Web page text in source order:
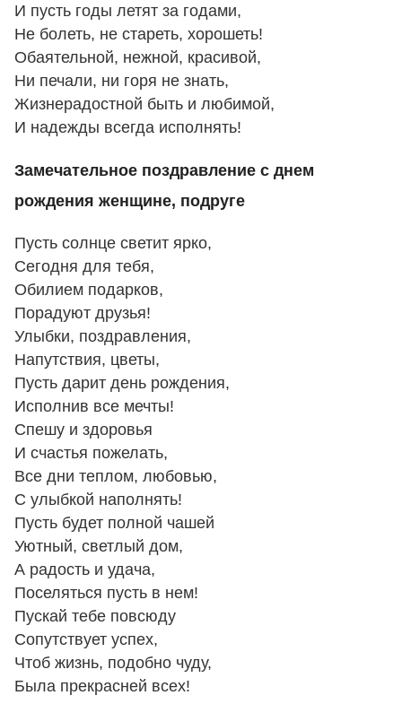
И пусть годы летят за годами,
Не болеть, не стареть, хорошеть!
Обаятельной, нежной, красивой,
Ни печали, ни горя не знать,
Жизнерадостной быть и любимой,
И надежды всегда исполнять!
Замечательное поздравление с днем
рождения женщине, подруге
Пусть солнце светит ярко,
Сегодня для тебя,
Обилием подарков,
Порадуют друзья!
Улыбки, поздравления,
Напутствия, цветы,
Пусть дарит день рождения,
Исполнив все мечты!
Спешу и здоровья
И счастья пожелать,
Все дни теплом, любовью,
С улыбкой наполнять!
Пусть будет полной чашей
Уютный, светлый дом,
А радость и удача,
Поселяться пусть в нем!
Пускай тебе повсюду
Сопутствует успех,
Чтоб жизнь, подобно чуду,
Была прекрасней всех!